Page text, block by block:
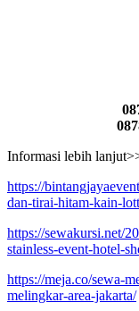
Informasi lebih
https://
dan-tirai-hitam-kain-
https://sewakursi.net/
stainless-event-hotel-
https://meja.co/sewa-
melingkar-area-jakarta/